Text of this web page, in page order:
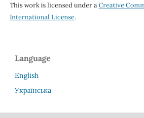
This work is licensed under aCreative
International License.
Language
English
Українська